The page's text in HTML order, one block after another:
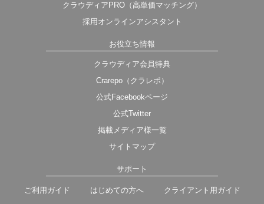
クラウディアPRO（高単価マッチング）
採用オンラインアシスタント
お役立ち情報
クラウディア会員特典
Crarepo（クラレポ）
公式Facebookページ
公式Twitter
掲載メディア様一覧
サイトマップ
サポート
ご利用ガイド はじめての方へ クライアント用ガイド